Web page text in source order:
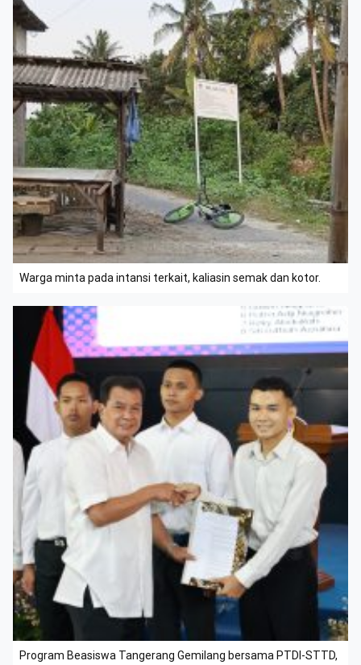
Warga minta pada intansi terkait, kaliasin semak dan kotor.
Program Beasiswa Tangerang Gemilang bersama PTDI-STTD,